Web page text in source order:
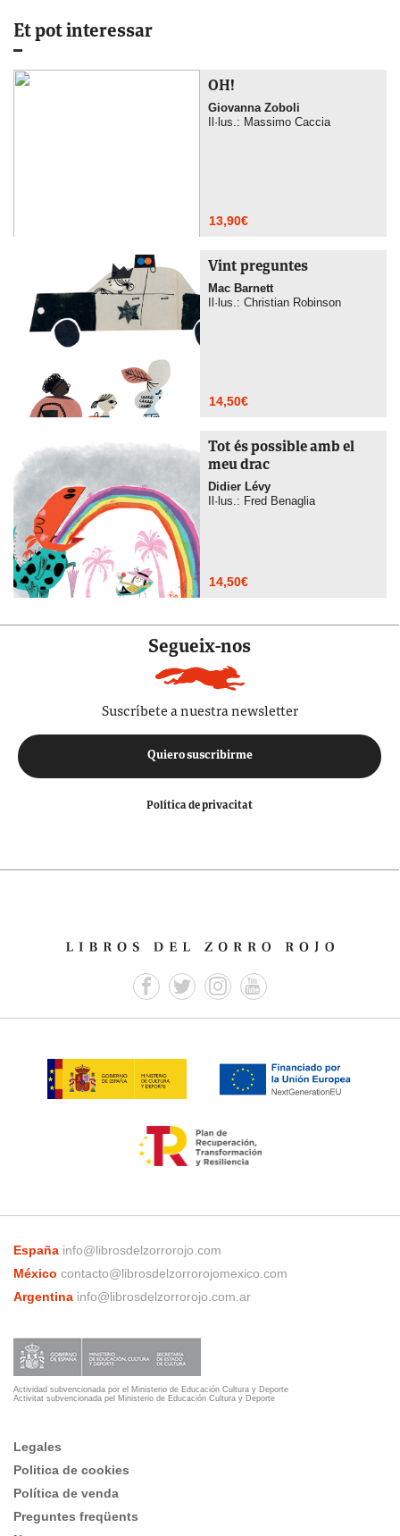
Et pot interessar
OH!
Giovanna Zoboli
Il·lus.: Massimo Caccia
13,90€
Vint preguntes
Mac Barnett
Il·lus.: Christian Robinson
14,50€
Tot és possible amb el
meu drac
Didier Lévy
Il·lus.: Fred Benaglia
14,50€
Segueix-nos
Suscríbete a nuestra newsletter
Quiero suscribirme
Política de privacitat
España info@librosdelzorrorojo.com
México contacto@librosdelzorrorojomexico.com
Argentina info@librosdelzorrorojo.com.ar
Actividad subvencionada por el Ministerio de Educación Cultura y Deporte
Activitat subvencionada pel Ministerio de Educación Cultura y Deporte
Legales
Politica de cookies
Política de venda
Preguntes freqüents